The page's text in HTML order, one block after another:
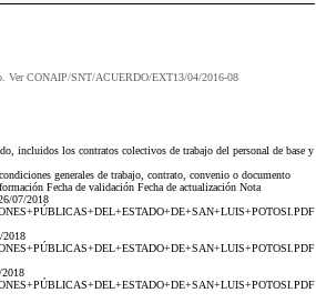
Ver CONAIP/SNT/ACUERDO/EXT13/04/2016-08
incluidos los contratos colectivos de trabajo del personal de base y
generales de trabajo, contrato, convenio o documento
Fecha de validación Fecha de actualización Nota
07/2018
2018